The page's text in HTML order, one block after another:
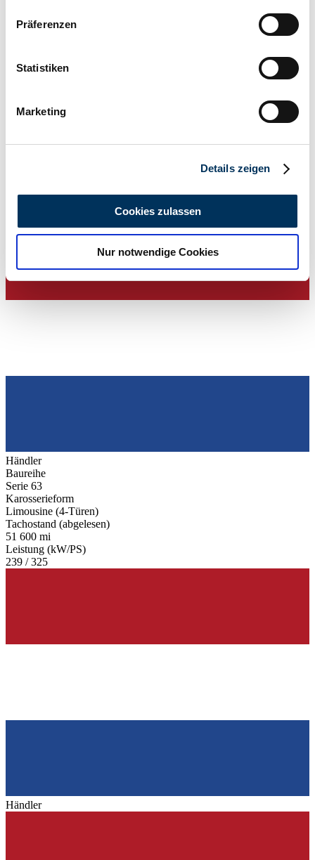
Informationen über Ihre geografische Lage
können
bestimmten Merkmalen (Fingerprinting) identifizieren
Erfahren Sie mehr darüber, wie Ihre persönlichen Daten
analysieren. Außerdem geben wir Informationen zu Ihrer
Verwendung unserer Website an unsere Partner für
soziale Medien, Werbung und Analysen weiter. Unsere
Präferenzen
Statistiken
Marketing
Details zeigen
Cookies zulassen
Nur notwendige Cookies
Original und fast Neuwertig - Einmalig!
Händler
Baureihe
Serie 63
Karosserieform
Limousine (4-Türen)
Tachostand (abgelesen)
51 600 mi
Leistung (kW/PS)
239 / 325
Händler